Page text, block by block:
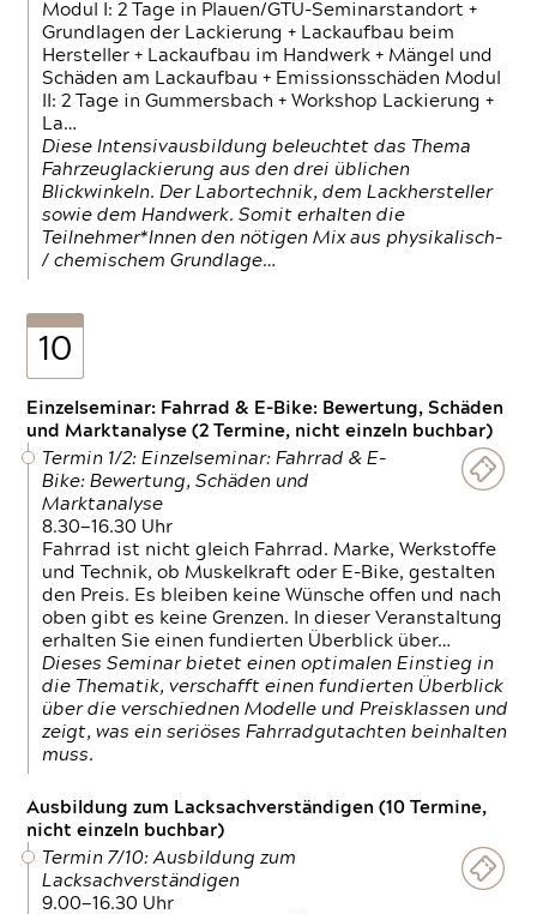
Modul I: 2 Tage in Plauen/GTÜ-Seminarstandort +
Grundlagen der Lackierung + Lackaufbau beim
Hersteller + Lackaufbau im Handwerk + Mängel und
Schäden am Lackaufbau + Emissionsschäden Modul
II: 2 Tage in Gummersbach + Workshop Lackierung +
La…
Diese Intensivausbildung beleuchtet das Thema
Fahrzeuglackierung aus den drei üblichen
Blickwinkeln. Der Labortechnik, dem Lackhersteller
sowie dem Handwerk. Somit erhalten die
Teilnehmer*Innen den nötigen Mix aus physikalisch-
/ chemischem Grundlage…
10
Einzelseminar: Fahrrad & E-Bike: Bewertung, Schäden
und Marktanalyse (2 Termine, nicht einzeln buchbar)
Termin 1/2: Einzelseminar: Fahrrad & E-
Bike: Bewertung, Schäden und
Marktanalyse
8.30—16.30 Uhr
Fahrrad ist nicht gleich Fahrrad. Marke, Werkstoffe
und Technik, ob Muskelkraft oder E-Bike, gestalten
den Preis. Es bleiben keine Wünsche offen und nach
oben gibt es keine Grenzen. In dieser Veranstaltung
erhalten Sie einen fundierten Überblick über…
Dieses Seminar bietet einen optimalen Einstieg in
die Thematik, verschafft einen fundierten Überblick
über die verschiednen Modelle und Preisklassen und
zeigt, was ein seriöses Fahrradgutachten beinhalten
muss.
Ausbildung zum Lacksachverständigen (10 Termine,
nicht einzeln buchbar)
Termin 7/10: Ausbildung zum
Lacksachverständigen
9.00—16.30 Uhr